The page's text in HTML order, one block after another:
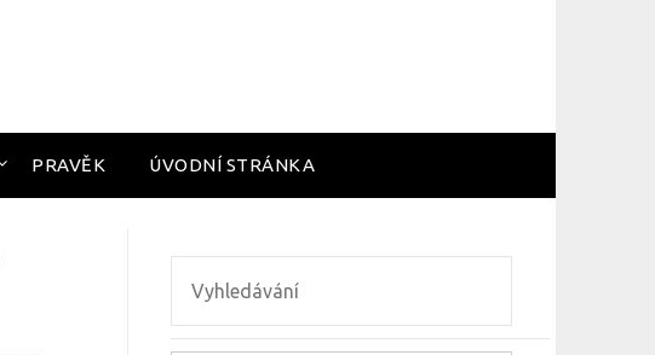
PRAVĚK ÚVODNÍ STRÁNKA